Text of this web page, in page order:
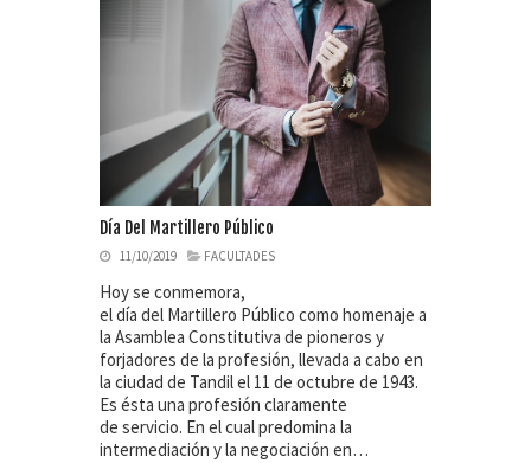
Día Del Martillero Público
11/10/2019 FACULTADES
Hoy se conmemora,
el día del Martillero Público como homenaje a
la Asamblea Constitutiva de pioneros y
forjadores de la profesión, llevada a cabo en
la ciudad de Tandil el 11 de octubre de 1943.
Es ésta una profesión claramente
de servicio. En el cual predomina la
intermediación y la negociación en…